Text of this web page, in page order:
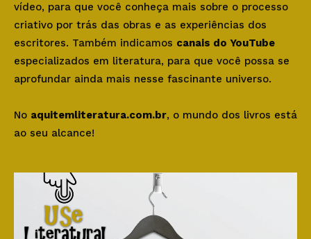
vídeo, para que você conheça mais sobre o processo
criativo por trás das obras e as experiências dos
escritores. Também indicamos canais do YouTube
especializados em literatura, para que você possa se
aprofundar ainda mais nesse fascinante universo.
No aquitemliteratura.com.br, o mundo dos livros está
ao seu alcance!